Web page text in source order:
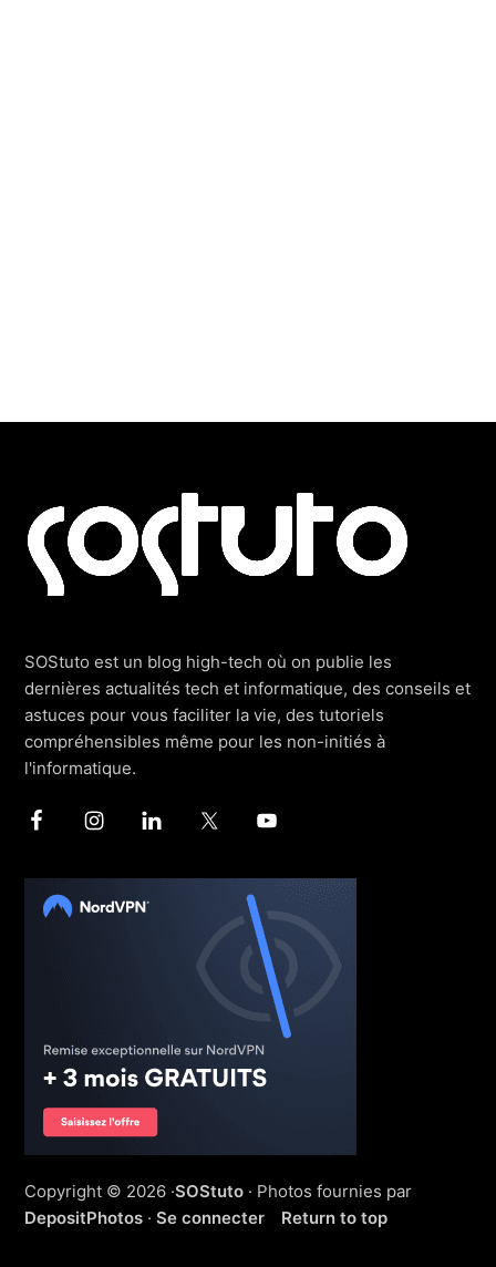
SOStuto est un blog high-tech où on publie les
dernières actualités tech et informatique, des conseils et
astuces pour vous faciliter la vie, des tutoriels
compréhensibles même pour les non-initiés à
l'informatique.
Copyright © 2026 ·SOStuto · Photos fournies par
DepositPhotos ·Se connecter Return to top